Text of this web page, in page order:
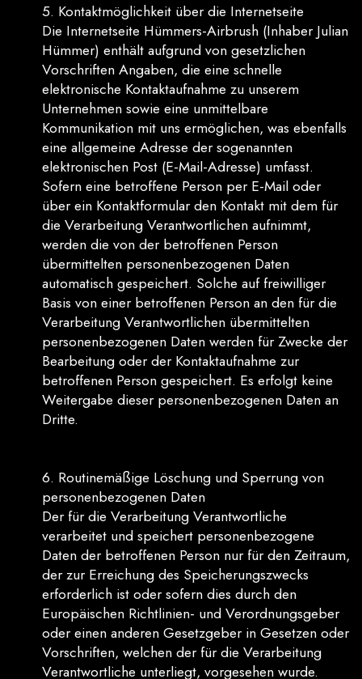
5. Kontaktmöglichkeit über die Internetseite
Die Internetseite Hümmers-Airbrush (Inhaber Julian
Hümmer) enthält aufgrund von gesetzlichen
Vorschriften Angaben, die eine schnelle
elektronische Kontaktaufnahme zu unserem
Unternehmen sowie eine unmittelbare
Kommunikation mit uns ermöglichen, was ebenfalls
eine allgemeine Adresse der sogenannten
elektronischen Post (E-Mail-Adresse) umfasst.
Sofern eine betroffene Person per E-Mail oder
über ein Kontaktformular den Kontakt mit dem für
die Verarbeitung Verantwortlichen aufnimmt,
werden die von der betroffenen Person
übermittelten personenbezogenen Daten
automatisch gespeichert. Solche auf freiwilliger
Basis von einer betroffenen Person an den für die
Verarbeitung Verantwortlichen übermittelten
personenbezogenen Daten werden für Zwecke der
Bearbeitung oder der Kontaktaufnahme zur
betroffenen Person gespeichert. Es erfolgt keine
Weitergabe dieser personenbezogenen Daten an
Dritte.
6. Routinemäßige Löschung und Sperrung von
personenbezogenen Daten
Der für die Verarbeitung Verantwortliche
verarbeitet und speichert personenbezogene
Daten der betroffenen Person nur für den Zeitraum,
der zur Erreichung des Speicherungszwecks
erforderlich ist oder sofern dies durch den
Europäischen Richtlinien- und Verordnungsgeber
oder einen anderen Gesetzgeber in Gesetzen oder
Vorschriften, welchen der für die Verarbeitung
Verantwortliche unterliegt, vorgesehen wurde.